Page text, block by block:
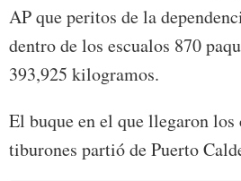
AP que peritos de la
dentro de los escualos 870
393,925 kilogramos.
El buque en el que llegaron los
tiburones partió de Puerto